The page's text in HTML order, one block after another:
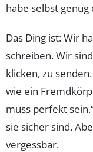
habe selbst
Das Ding ist: Wir
schreiben. Wir
klicken, zu
wie ein
muss perfekt
sie sicher sind.
vergessbar.